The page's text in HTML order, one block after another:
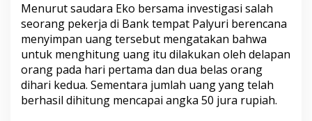
Menurut saudara Eko bersama investigasi salah
seorang pekerja di Bank tempat Palyuri berencana
menyimpan uang tersebut mengatakan bahwa
untuk menghitung uang itu dilakukan oleh delapan
orang pada hari pertama dan dua belas orang
dihari kedua. Sementara jumlah uang yang telah
berhasil dihitung mencapai angka 50 jura rupiah.